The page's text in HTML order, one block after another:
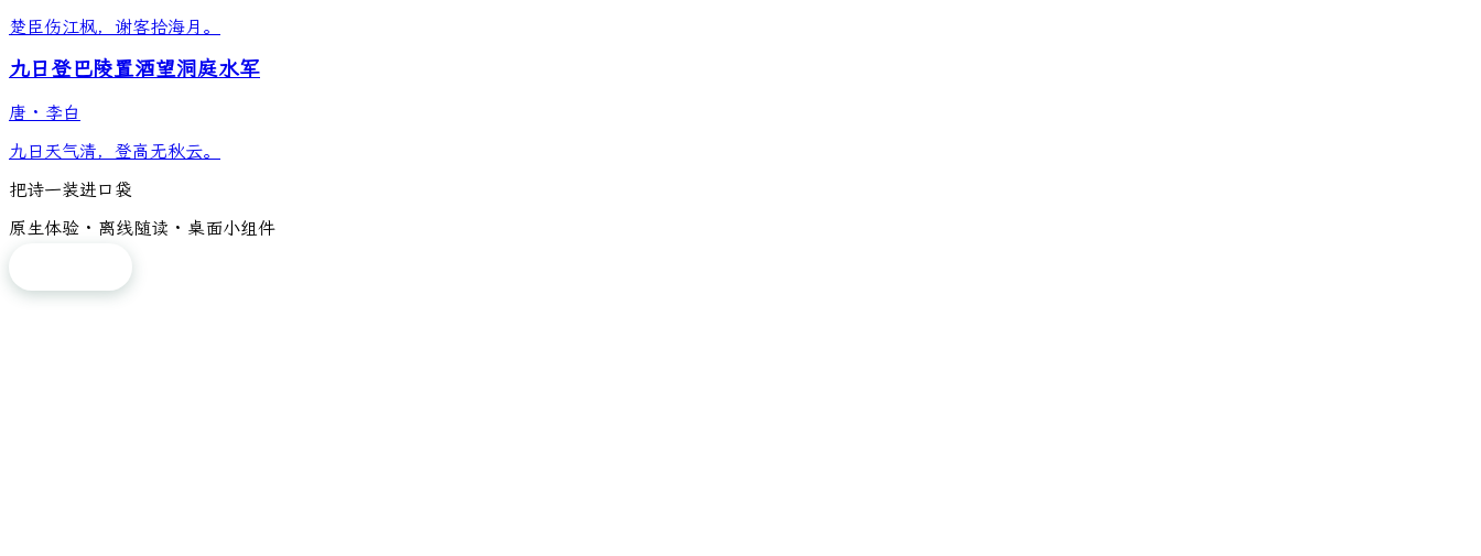
楚臣伤江枫，谢客拾海月。
九日登巴陵置酒望洞庭水军
唐 · 李白
九日天气清，登高无秋云。
把诗一装进口袋
原生体验 · 离线随读 · 桌面小组件